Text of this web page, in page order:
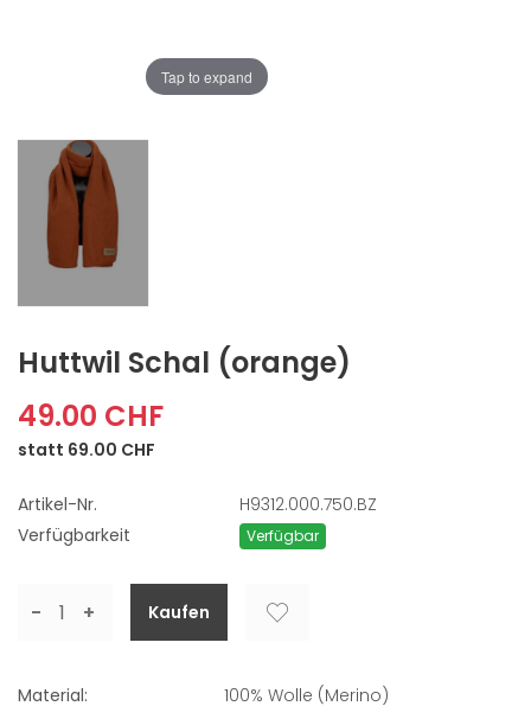
Tap to expand
Huttwil Schal (orange)
49.00 CHF
statt 69.00 CHF
Artikel-Nr.
H9312.000.750.BZ
Verfügbarkeit
Verfügbar
- +
Material:
100% Wolle (Merino)